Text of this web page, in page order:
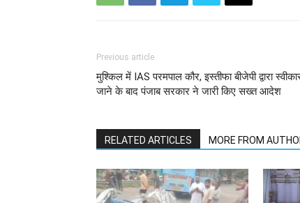
Previous article
मुश्किल में IAS परमपाल कौर, इस्तीफा बीजेपी द्वारा
जाने के बाद पंजाब सरकार ने जारी किए सख्त आदेश
RELATED ARTICLES MORE FROM